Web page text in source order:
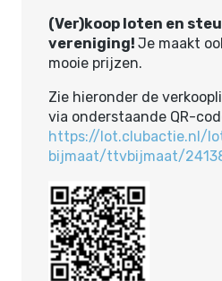
(Ver)koop loten en
vereniging! Je maakt
mooie prijzen.
Zie hieronder de
via onderstaande QR-
https://lot.clubactie.nl/
bijmaat/ttvbijmaat/